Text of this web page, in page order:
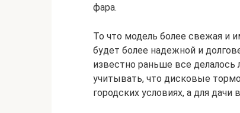
фара.
То что модель более свежая и
будет более надежной и
известно раньше все делалось
учитывать, что дисковые
городских условиях, а для